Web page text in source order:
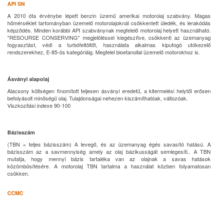
API SN
A 2010 óta érvénybe lépett benzin üzemű amerikai motorolaj szabvány. Magas
hőmérséklet tartományban üzemelő motorolajoknál csökkentett üledék, és lerakódás
képződés. Minden korábbi API szabványnak megfelelő motorolaj helyett használható.
"RESOURSE CONSERVING" megjelöléssel kiegészítve, csökkenti az üzemanyag
fogyasztást, védi a turbófeltöltőt, használata alkalmas kipufogó utókezelő
rendszerekhez, E-85-ös kategóriáig. Megfelel bioetanollal üzemelő motorokhoz is.
Ásványi alapolaj
Alacsony költségen finomított teljesen ásványi eredetű, a kitermelési helytől erősen
befolyásolt minőségű olaj. Tulajdonságai nehezen kiszámíthatóak, változóak.
Viszkozitási indexe 90-100
Bázisszám
(TBN = teljes bázisszám) A levegő, és az üzemanyag égés savasító hatású. A
bázisszám az a savmennyiség amely az olaj bázikusságát semlegesíti.. A TBN
mutatja, hogy mennyi bázis tartaléka van az olajnak a savas hatások
közömbösítésére. A motorolaj TBN tartalma a használat közben folyamatosan
csökken.
CCMC